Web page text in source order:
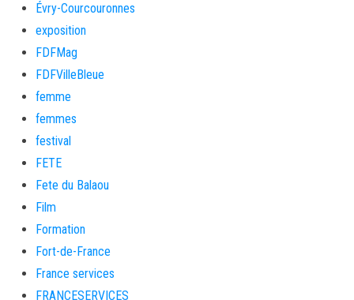
Évry-Courcouronnes
exposition
FDFMag
FDFVilleBleue
femme
femmes
festival
FETE
Fete du Balaou
Film
Formation
Fort-de-France
France services
FRANCESERVICES